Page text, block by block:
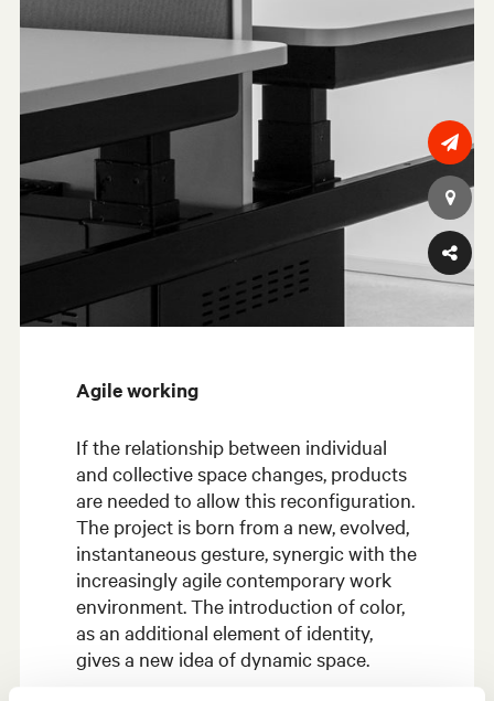
Agile working
If the relationship between individual
and collective space changes, products
are needed to allow this reconfiguration.
The project is born from a new, evolved,
instantaneous gesture, synergic with the
increasingly agile contemporary work
environment. The introduction of color,
as an additional element of identity,
gives a new idea of dynamic space.